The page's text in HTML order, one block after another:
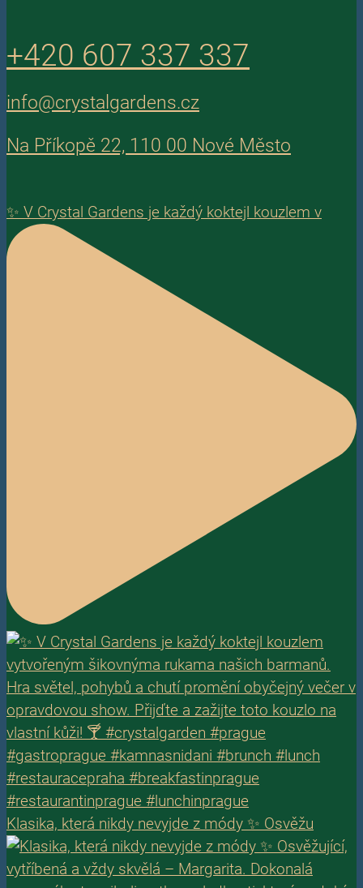
+420 607 337 337
info@crystalgardens.cz
Na Příkopě 22, 110 00 Nové Město
✨ V Crystal Gardens je každý koktejl kouzlem v
Klasika, která nikdy nevyjde z módy ✨ Osvěžu